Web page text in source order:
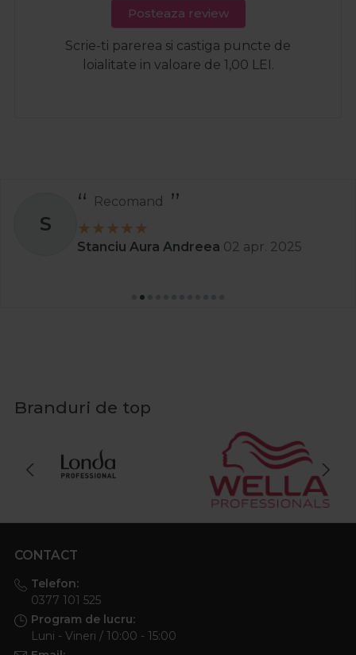
Posteaza review
Scrie-ti parerea si castiga puncte de
loialitate in valoare de 1,00 LEI.
S
Recomand
Stanciu Aura Andreea 02 apr. 2025
Branduri de top
CONTACT
Telefon:
0377 101 525
Program de lucru:
Luni - Vineri / 10:00 - 15:00